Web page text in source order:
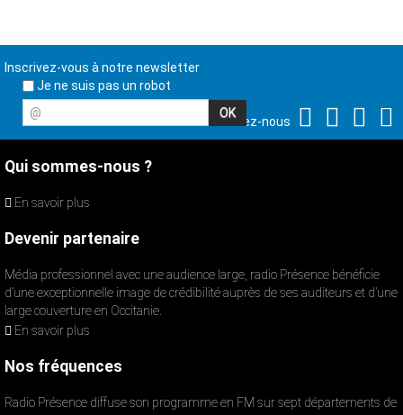
Inscrivez-vous à notre newsletter
Je ne suis pas un robot
@
Suivez-nous
Qui sommes-nous ?
En savoir plus
Devenir partenaire
Média professionnel avec une audience large, radio Présence bénéficie
d’une exceptionnelle image de crédibilité auprès de ses auditeurs et d’une
large couverture en Occitanie.
En savoir plus
Nos fréquences
Radio Présence diffuse son programme en FM sur sept départements de